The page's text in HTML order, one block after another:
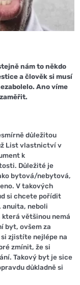
nám to někdo
a člověk si musí
Ano víme
důležitou
List vlastnictví v
k
Důležité je
bytová/nebytová,
V takových
si chcete pořídit
anuita, neboli
která většinou nemá
byt, ovšem za
zjistíte nejlépe na
zmínit, že si
Takový byt je sice
důkladně si